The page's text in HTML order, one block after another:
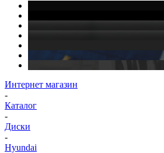
Интернет магазин
-
Каталог
-
Диски
-
Hyundai